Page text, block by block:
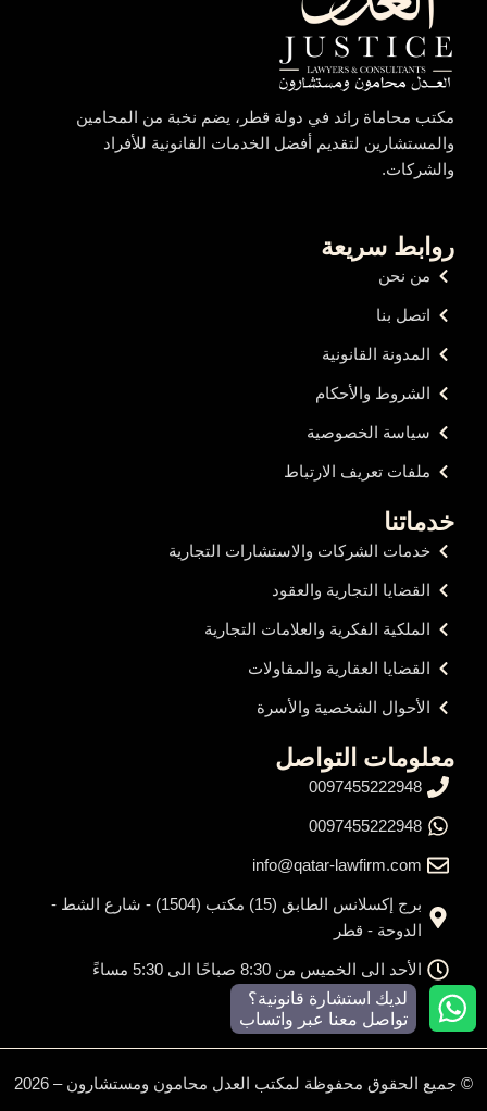
مكتب محاماة رائد في دولة قطر، يضم نخبة من المحامين
والمستشارين لتقديم أفضل الخدمات القانونية للأفراد
والشركات.
روابط سريعة
من نحن
اتصل بنا
المدونة القانونية
الشروط والأحكام
سياسة الخصوصية
ملفات تعريف الارتباط
خدماتنا
خدمات الشركات والاستشارات التجارية
القضايا التجارية والعقود
الملكية الفكرية والعلامات التجارية
القضايا العقارية والمقاولات
الأحوال الشخصية والأسرة
معلومات التواصل
0097455222948
0097455222948
info@qatar-lawfirm.com
برج إكسلانس الطابق (15) مكتب (1504) - شارع الشط -
الدوحة - قطر
الأحد الى الخميس من 8:30 صباحًا الى 5:30 مساءً
© جميع الحقوق محفوظة لمكتب العدل محامون ومستشارون – 2026
لديك استشارة قانونية؟
تواصل معنا عبر واتساب